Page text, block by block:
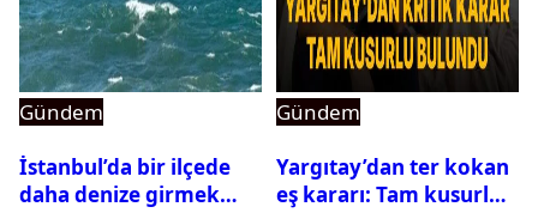
Gündem
İstanbul’da bir ilçede
daha denize girmek
Gündem
Yargıtay’dan ter kokan
eş kararı: Tam kusurlu